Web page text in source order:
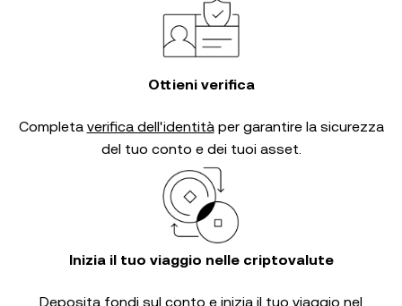
Ottieni verifica
Completa verifica dell'identitàper garantire la sicurezza
del tuo conto e dei tuoi asset.
Inizia il tuo viaggio nelle criptovalute
Deposita fondi sul conto e inizia il tuo viaggio nel